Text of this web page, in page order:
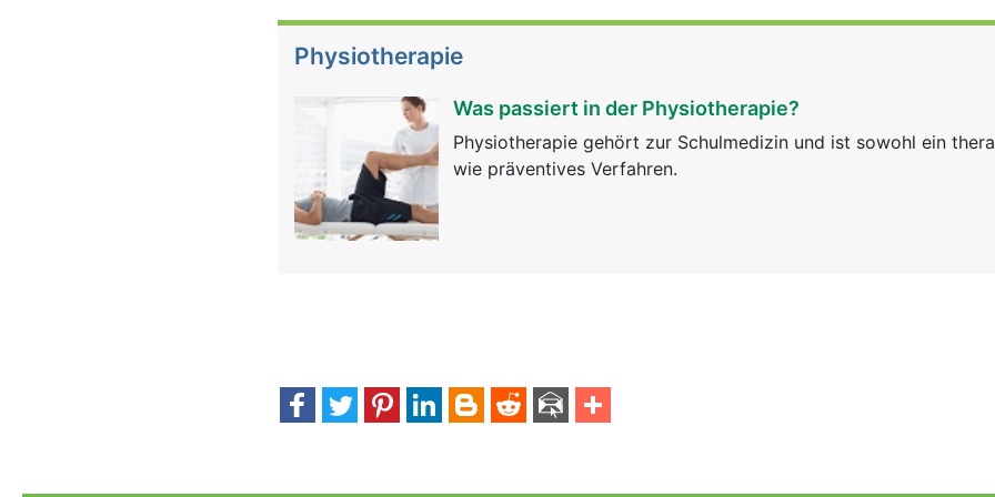
Physiotherapie
Was passiert in der Physiotherapie?
Physiotherapie gehört zur Schulmedizin und ist sowohl ein
wie präventives Verfahren.